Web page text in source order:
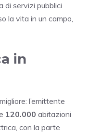
di servizi pubblici
la vita in un campo,
in
l’emittente
120.000 abitazioni
con la parte